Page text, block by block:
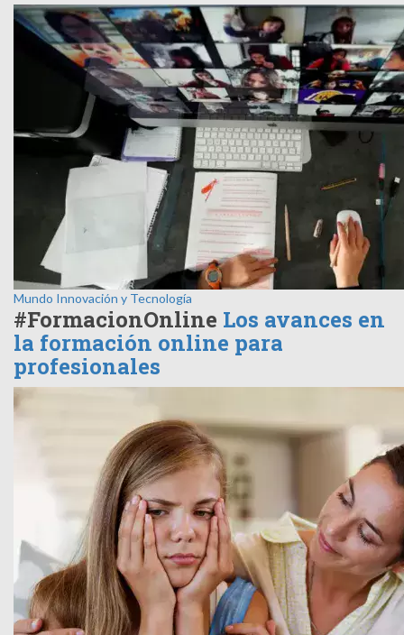
Mundo Innovación y Tecnología
#FormacionOnline Los avances en
la formación online para
profesionales